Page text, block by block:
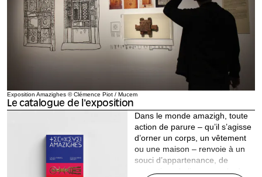
Exposition Amazighes © Clémence Piot / Mucem
Le catalogue de l'exposition
Dans le monde amazigh, toute
action de parure – qu’il s’agisse
d’orner un corps, un vêtement
ou une maison – renvoie à un
souci d’appartenance, de